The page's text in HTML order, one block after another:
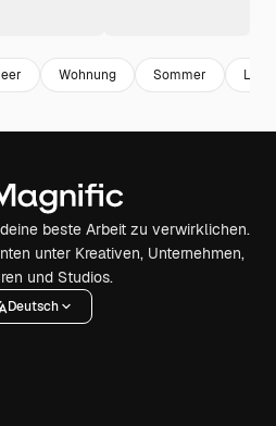
Wohnung Sommer
beste Arbeit zu verwirklichen.
unter Kreativen, Unternehmen,
und Studios.
Deutsch